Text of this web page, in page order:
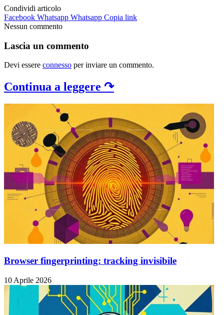
Condividi articolo
Facebook Whatsapp Whatsapp Copia link
Nessun commento
Lascia un commento
Devi essere connesso per inviare un commento.
Continua a leggere ↷
Browser fingerprinting: tracking invisibile
10 Aprile 2026